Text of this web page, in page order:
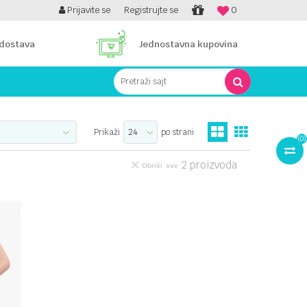
PLATI UNICREDIT KARTICOM NA RATE! 0
Prijavite se Registrujte se
Jednostavna kupovina
Pretraži sajt
(0)
Prikaži po strani
2 proizvoda
Obriši sve